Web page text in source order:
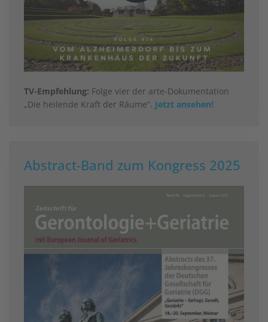
TV-Empfehlung: Folge vier der arte-Dokumentation
„Die heilende Kraft der Räume“. Jetzt ansehen!
Abstract-Band zum Kongress 2025